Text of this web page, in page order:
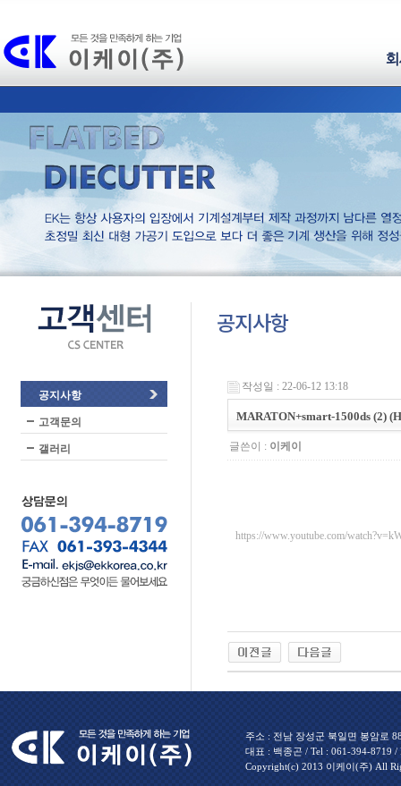
공지사항
고객문의
갤러리
공지사항
작성일 : 22-06-12 13:18
MARATON+smart-1500ds (2)
글쓴이 : 이케이
https://www.youtube.com/
주소 : 전남 장성군 북일면 봉암로
대표 : 백종곤 / Tel : 061-394-8719 /
Copyright(c) 2013 이케이(주) All